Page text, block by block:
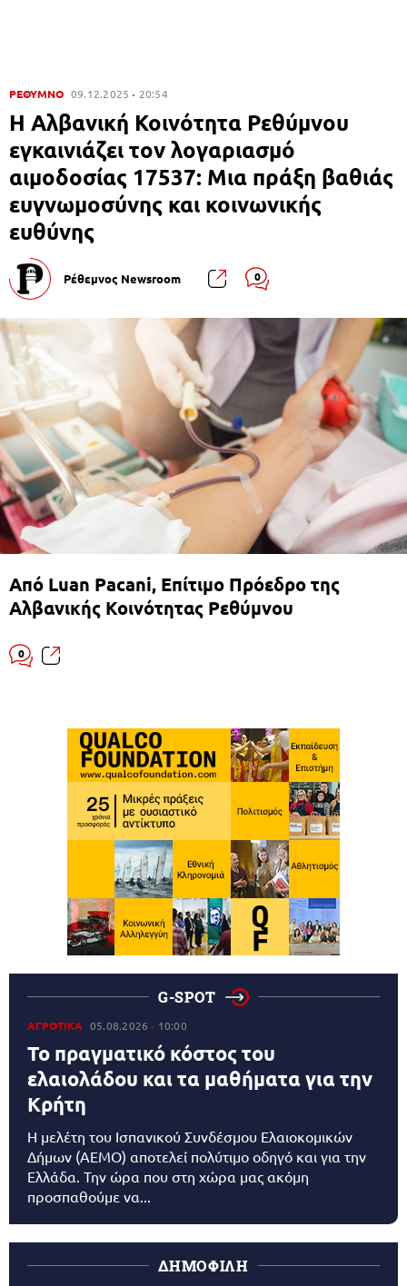
ΡΕΘΥΜΝΟ 09.12.2025 20:54
Η Αλβανική Κοινότητα Ρεθύμνου
εγκαινιάζει τον λογαριασμό
αιμοδοσίας 17537: Μια πράξη βαθιάς
ευγνωμοσύνης και κοινωνικής
ευθύνης
Ρέθεμνος Newsroom 0
Από Luan Pacani, Επίτιμο Πρόεδρο της
Αλβανικής Κοινότητας Ρεθύμνου
0
G-SPOT
ΑΓΡΟΤΙΚΑ 05.08.2026 10:00
Το πραγματικό κόστος του
ελαιολάδου και τα μαθήματα για την
Κρήτη
Η μελέτη του Ισπανικού Συνδέσμου Ελαιοκομικών
Δήμων (AEMO) αποτελεί πολύτιμο οδηγό και για την
Ελλάδα. Την ώρα που στη χώρα μας ακόμη
προσπαθούμε να...
ΔΗΜΟΦΙΛΗ